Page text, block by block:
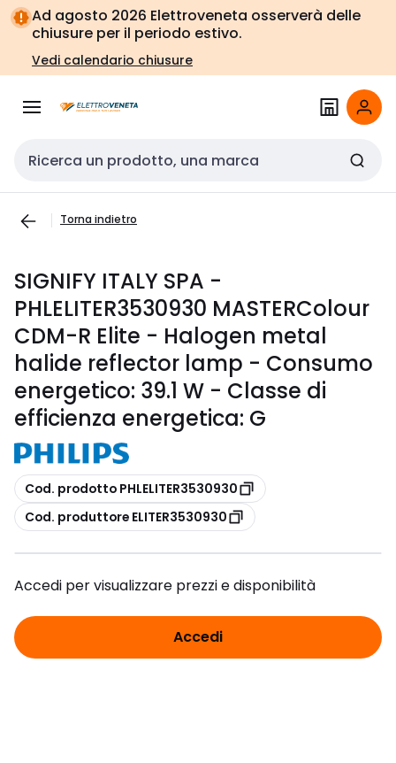
Vai alla
navigazione
Vai
alla
pagina
Ad agosto 2026 Elettroveneta osserverà delle
chiusure per il periodo estivo.
Vedi calendario chiusure
Cerca input
Torna indietro
SIGNIFY ITALY SPA -
PHLELITER3530930 MASTERColour
CDM-R Elite - Halogen metal
halide reflector lamp - Consumo
energetico: 39.1 W - Classe di
efficienza energetica: G
copia
Cod. prodotto PHLELITER3530930
copia
Cod. produttore ELITER3530930
Accedi per visualizzare prezzi e disponibilità
Accedi